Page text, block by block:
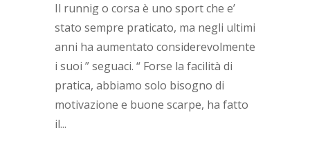
Il runnig o corsa è uno sport che e’
stato sempre praticato, ma negli ultimi
anni ha aumentato considerevolmente
i suoi ” seguaci. “ Forse la facilità di
pratica, abbiamo solo bisogno di
motivazione e buone scarpe, ha fatto
il...